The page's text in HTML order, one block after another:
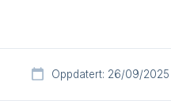
Oppdatert: 26/09/2025